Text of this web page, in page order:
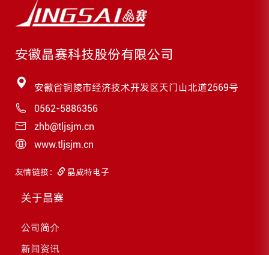
安徽晶赛科技股份有限公司
安徽省铜陵市经济技术开发区天门山北道2569号
0562-5886356
zhb@tljsjm.cn
www.tljsjm.cn
友情链接： 晶威特电子
关于晶赛
公司简介
新闻资讯